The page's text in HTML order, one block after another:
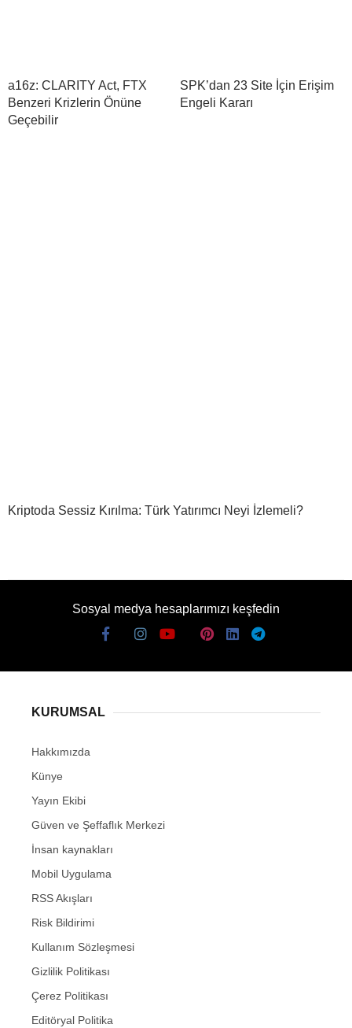
a16z: CLARITY Act, FTX
Benzeri Krizlerin Önüne
Geçebilir
SPK’dan 23 Site İçin Erişim
Engeli Kararı
Kriptoda Sessiz Kırılma: Türk Yatırımcı Neyi İzlemeli?
Sosyal medya hesaplarımızı keşfedin
KURUMSAL
Hakkımızda
Künye
Yayın Ekibi
Güven ve Şeffaflık Merkezi
İnsan kaynakları
Mobil Uygulama
RSS Akışları
Risk Bildirimi
Kullanım Sözleşmesi
Gizlilik Politikası
Çerez Politikası
Editöryal Politika